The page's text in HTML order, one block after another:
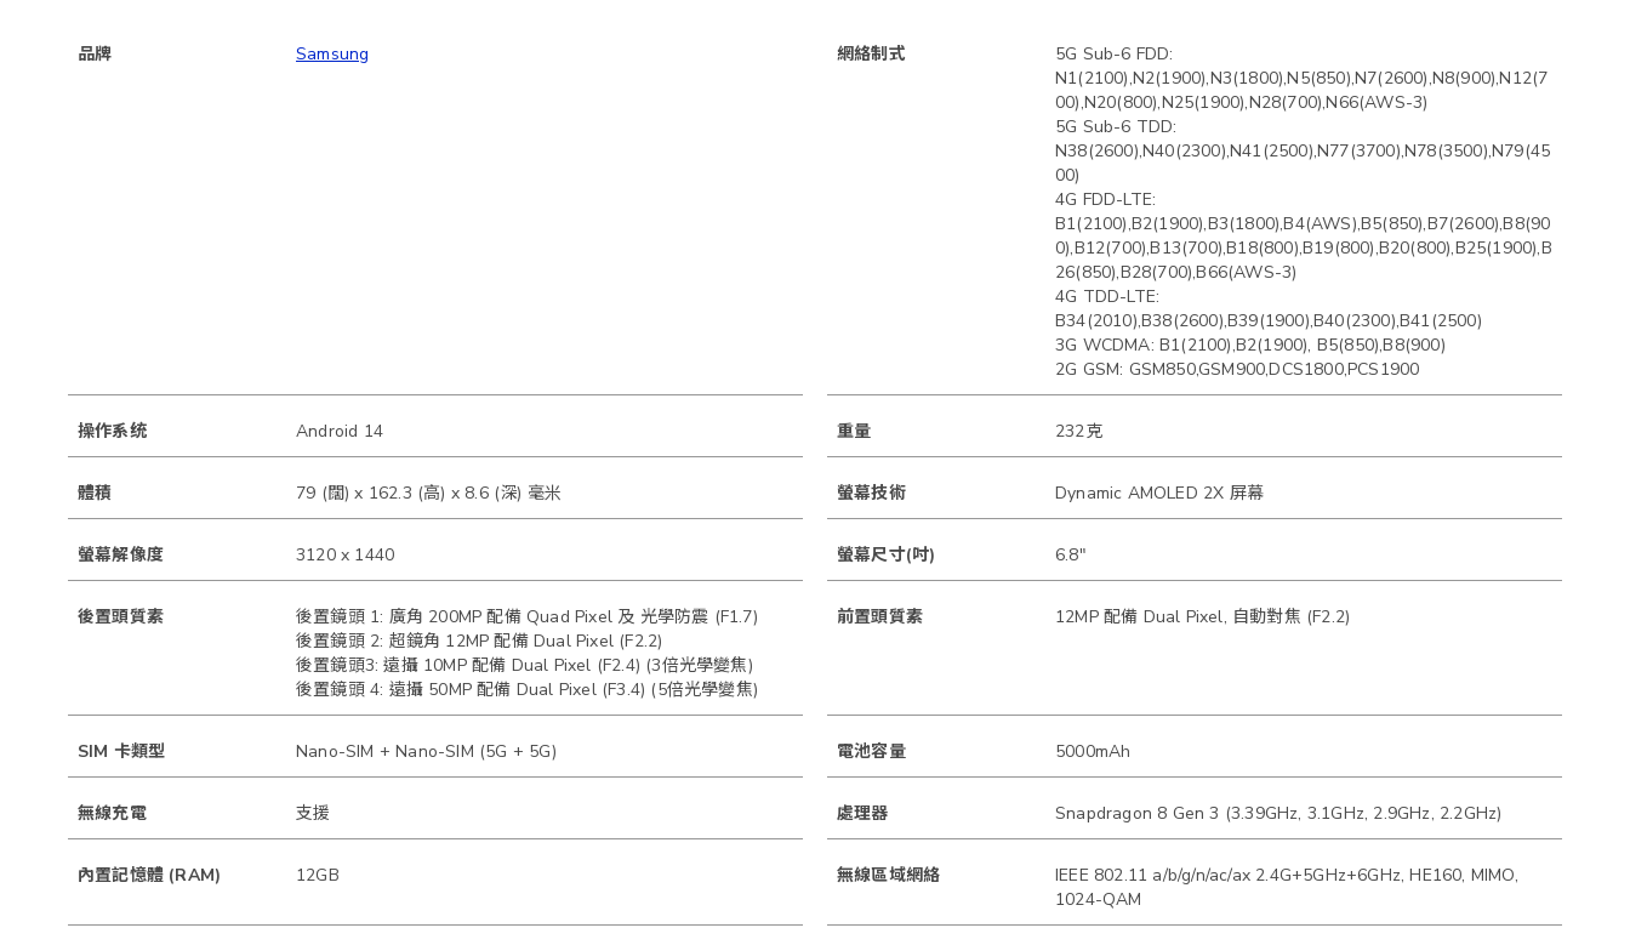
品牌 Samsung 網絡制式
5G Sub-6 FDD:
N1(2100),N2(1900),N3(1800),N5(850),N7(2600),N8(900),N12(7
00),N20(800),N25(1900),N28(700),N66(AWS-3)
5G Sub-6 TDD:
N38(2600),N40(2300),N41(2500),N77(3700),N78(3500),N79(45
00)
4G FDD-LTE:
B1(2100),B2(1900),B3(1800),B4(AWS),B5(850),B7(2600),B8(90
0),B12(700),B13(700),B18(800),B19(800),B20(800),B25(1900),B
26(850),B28(700),B66(AWS-3)
4G TDD-LTE:
B34(2010),B38(2600),B39(1900),B40(2300),B41(2500)
3G WCDMA: B1(2100),B2(1900), B5(850),B8(900)
2G GSM: GSM850,GSM900,DCS1800,PCS1900
操作系统 Android 14 重量 232克
體積 79 (闊) x 162.3 (高) x 8.6 (深) 毫米 螢幕技術 Dynamic AMOLED 2X 屏幕
螢幕解像度 3120 x 1440 螢幕尺寸(吋) 6.8"
後置頭質素
後置鏡頭 1: 廣角 200MP 配備 Quad Pixel 及 光學防震 (F1.7)
後置鏡頭 2: 超鏡角 12MP 配備 Dual Pixel (F2.2)
後置鏡頭3: 遠攝 10MP 配備 Dual Pixel (F2.4) (3倍光學變焦)
後置鏡頭 4: 遠攝 50MP 配備 Dual Pixel (F3.4) (5倍光學變焦)
前置頭質素 12MP 配備 Dual Pixel, 自動對焦 (F2.2)
SIM 卡類型 Nano-SIM + Nano-SIM (5G + 5G) 電池容量 5000mAh
無線充電 支援 處理器 Snapdragon 8 Gen 3 (3.39GHz, 3.1GHz, 2.9GHz, 2.2GHz)
內置記憶體 (RAM) 12GB 無線區域網絡
IEEE 802.11 a/b/g/n/ac/ax 2.4G+5GHz+6GHz, HE160, MIMO,
1024-QAM